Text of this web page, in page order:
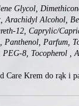
Glycol,
Arachidyl Alcohol,
12, Caprylic/
Panthenol, Parfum,
8, Tocopherol
Care Krem do rąk i